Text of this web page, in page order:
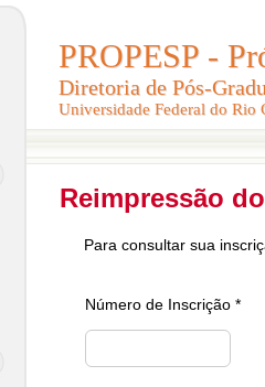
PROPESP -
Diretoria de Pós-
Universidade Federal do Rio
PROPESP -
Diretoria de Pós-
Universidade Federal do Rio
Reimpressão
Para consultar sua
Número de Inscrição *